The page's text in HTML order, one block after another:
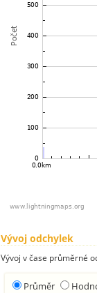
Vývoj odchylek
Vývoj v čase průměrné
Průměr